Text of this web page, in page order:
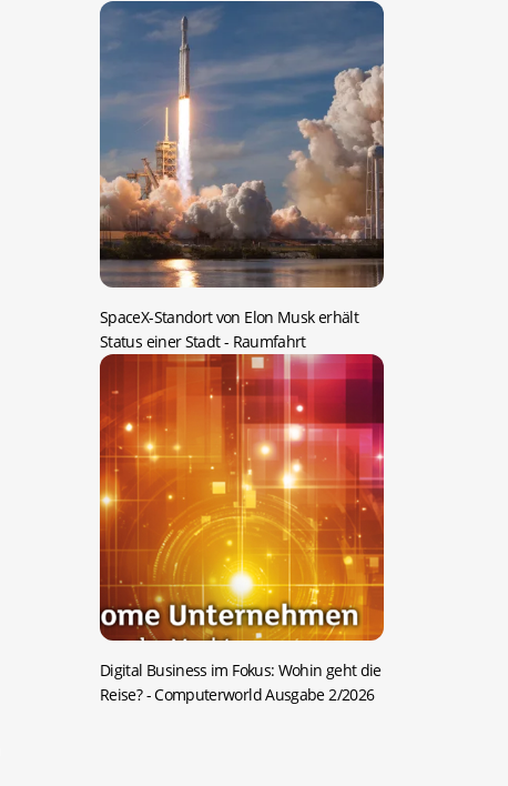
SpaceX-Standort von Elon Musk erhält
Status einer Stadt- Raumfahrt
Digital Business im Fokus: Wohin geht die
Reise?- Computerworld Ausgabe 2/2026